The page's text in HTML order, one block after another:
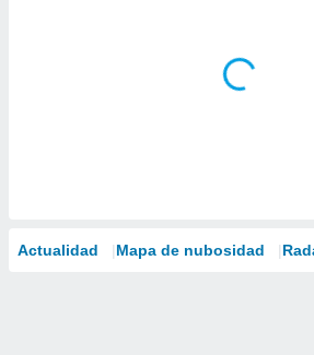
Actualidad Mapa de nubosidad